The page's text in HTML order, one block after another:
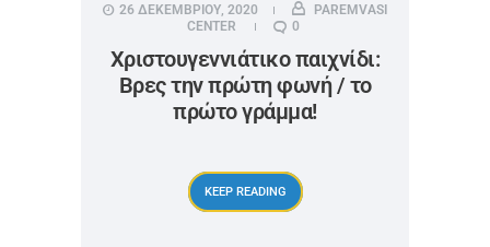
26 ΔΕΚΕΜΒΡΙΟΥ, 2020
PAREMVASI
CENTER
0
Χριστουγεννιάτικο παιχνίδι:
Βρες την πρώτη φωνή / το
πρώτο γράμμα!
KEEP READING